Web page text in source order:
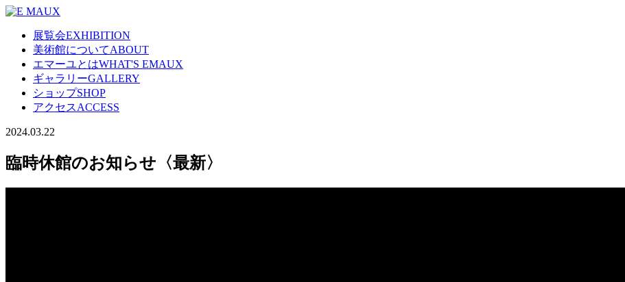
展覧会EXHIBITION
美術館についてABOUT
エマーユとはWHAT'S EMAUX
ギャラリーGALLERY
ショップSHOP
アクセスACCESS
2024.03.22
臨時休館のお知らせ〈最新〉